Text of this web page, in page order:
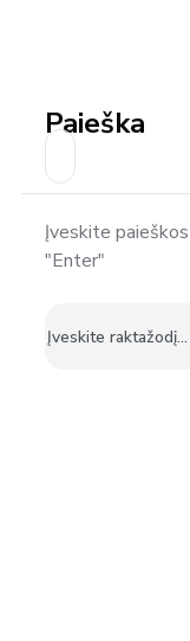
Paieška
Įveskite
"Enter"